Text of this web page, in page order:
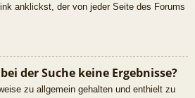
anklickst, der von jeder Seite des Forums
der Suche keine Ergebnisse?
zu allgemein gehalten und enthielt zu